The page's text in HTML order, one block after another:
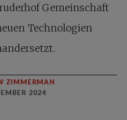
Gemeinschaft
Technologien
ZIMMERMAN
2024